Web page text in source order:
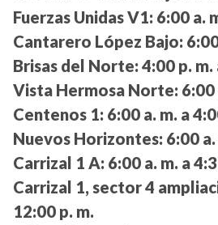
Fuerzas Unidas V1: 6:00 a.
Cantarero López Bajo:
Brisas del Norte: 4:00 p. m.
Vista Hermosa Norte: 6:00
Centenos 1: 6:00 a. m. a
Nuevos Horizontes: 6:00
Carrizal 1 A: 6:00 a. m. a
Carrizal 1, sector 4
12:00 p. m.